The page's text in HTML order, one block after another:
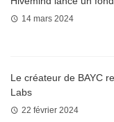
14 mars 2024
Le créateur de BAYC
Labs
22 février 2024